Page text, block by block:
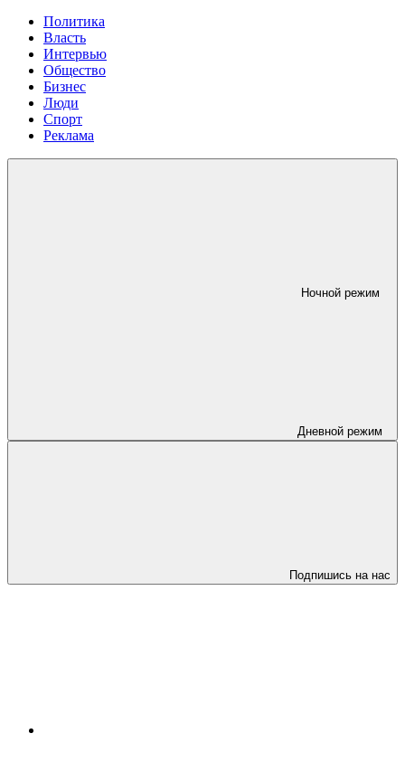
Политика
Власть
Интервью
Общество
Бизнес
Люди
Спорт
Реклама
Ночной режим
Дневной режим
Подпишись на нас